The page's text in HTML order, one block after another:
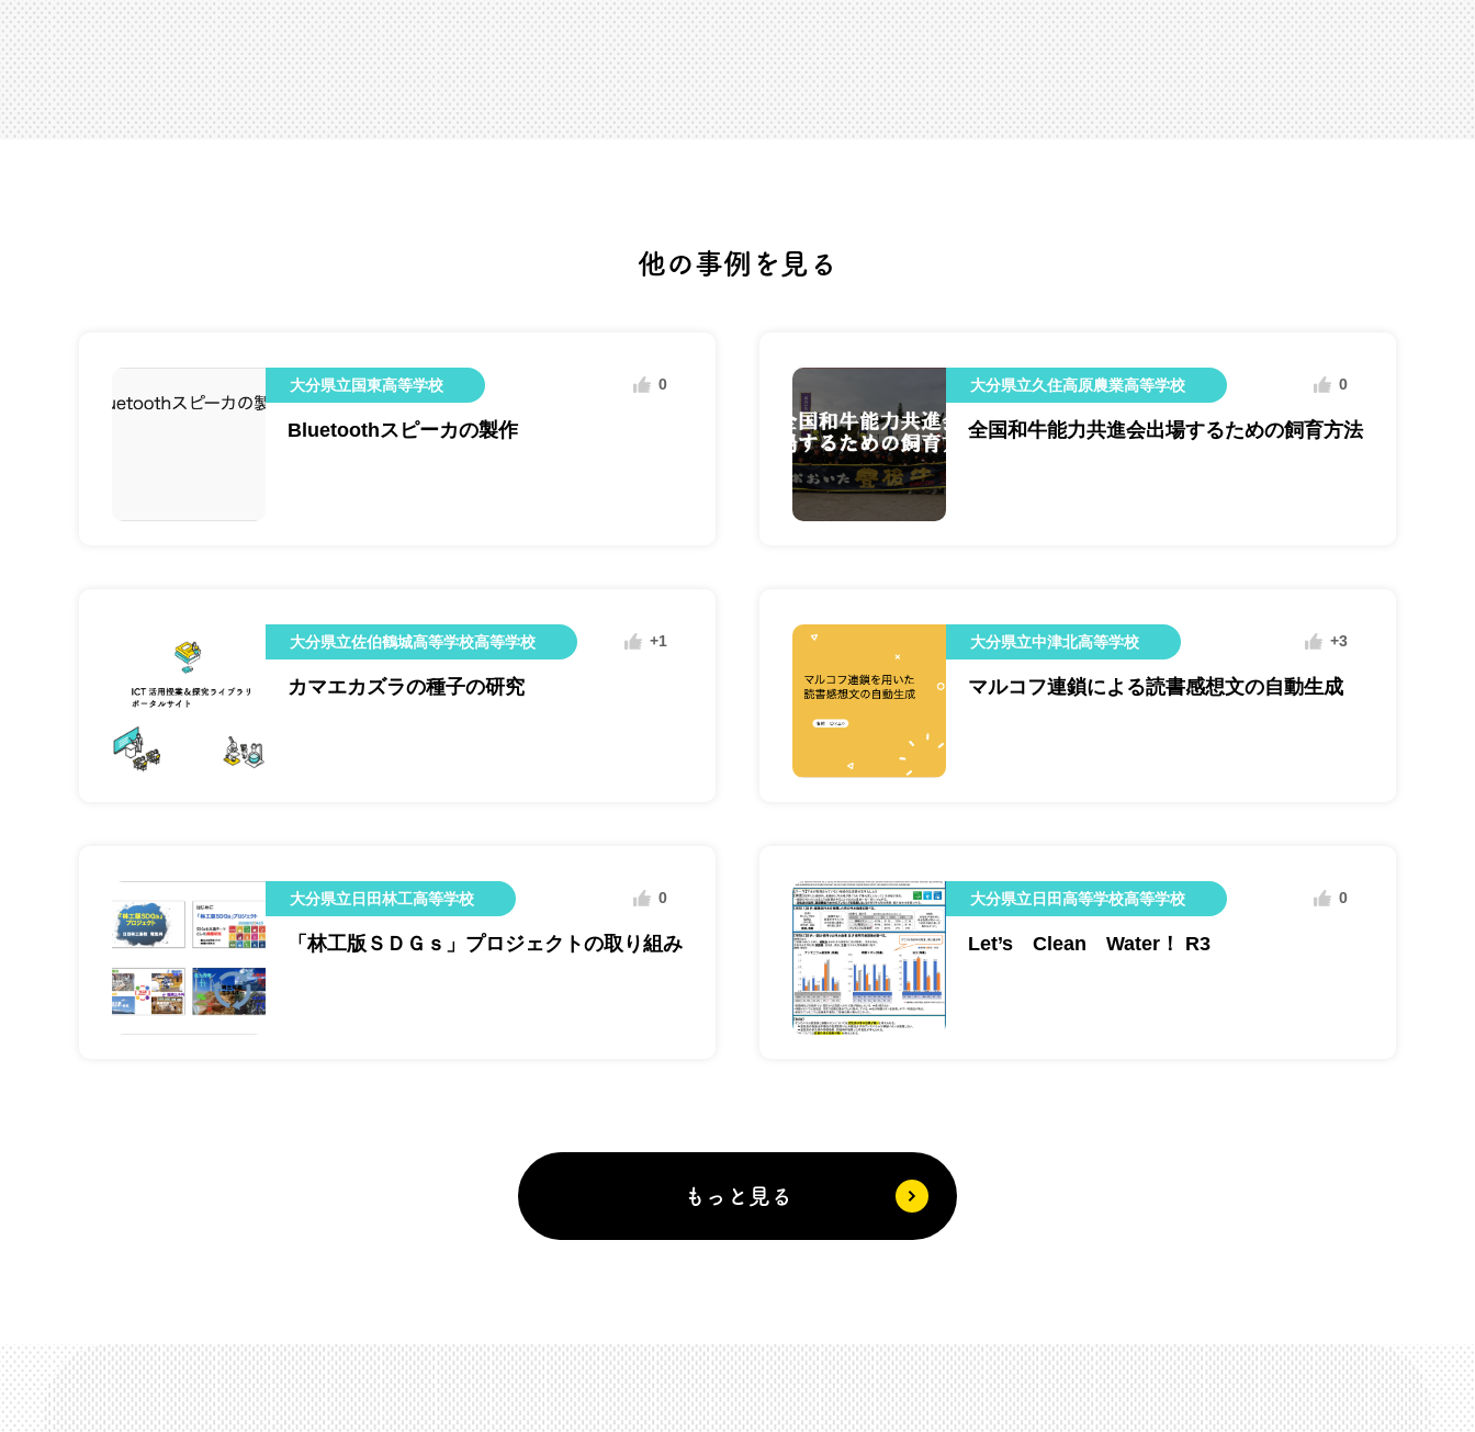
他の事例を見る
大分県立国東高等学校 0
Bluetoothスピーカの製作
大分県立久住高原農業高等学校 0
全国和牛能力共進会出場するための飼育方法
大分県立佐伯鶴城高等学校高等学校 +1
カマエカズラの種子の研究
大分県立中津北高等学校 +3
マルコフ連鎖による読書感想文の自動生成
大分県立日田林工高等学校 0
「林工版ＳＤＧｓ」プロジェクトの取り組み
大分県立日田高等学校高等学校 0
Let’s Clean Water！ R3
もっと見る